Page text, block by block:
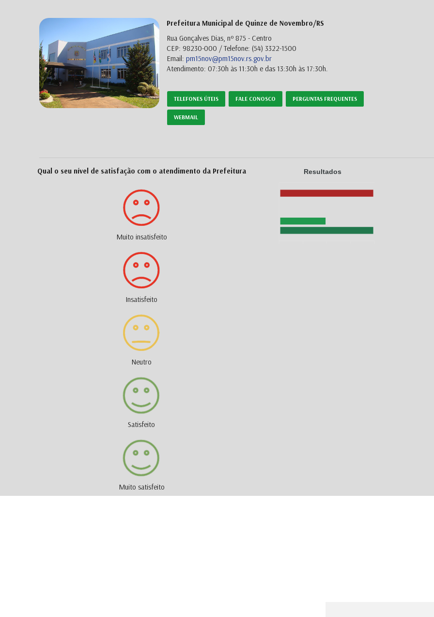
Prefeitura Municipal de Quinze de Novembro/RS
Rua Gonçalves Dias, nº 875 - Centro
CEP: 98230-000 / Telefone: (54) 3322-1500
Email: pm15nov@pm15nov.rs.gov.br
Atendimento: 07:30h às 11:30h e das 13:30h às 17:30h.
TELEFONES ÚTEIS FALE CONOSCO PERGUNTAS FREQUENTES
WEBMAIL
Qual o seu nível de satisfação com o atendimento da Prefeitura
Muito insatisfeito
Insatisfeito
Neutro
Satisfeito
Muito satisfeito
Resultados